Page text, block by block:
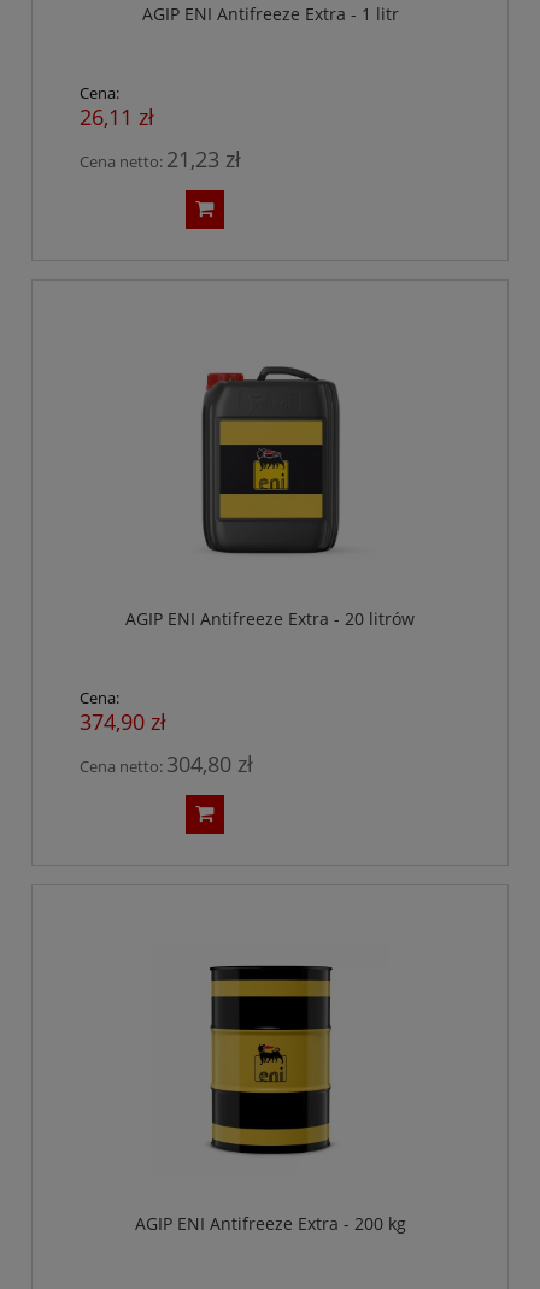
AGIP ENI Antifreeze Extra - 1 litr
Cena:
26,11 zł
Cena netto: 21,23 zł
AGIP ENI Antifreeze Extra - 20 litrów
Cena:
374,90 zł
Cena netto: 304,80 zł
AGIP ENI Antifreeze Extra - 200 kg